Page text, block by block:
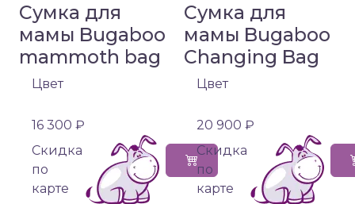
Сумка для
мамы Bugaboo
mammoth bag
Цвет
16 300 ₽
Cкидка
по
карте
Сумка для
мамы Bugaboo
Changing Bag
Цвет
20 900 ₽
Cкидка
по
карте